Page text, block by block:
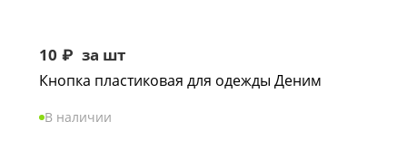
10 ₽ за шт
Кнопка пластиковая для одежды Деним
В наличии